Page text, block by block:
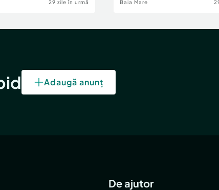
29 zile în urmă Baia Mare
Adaugă anunț
De ajutor